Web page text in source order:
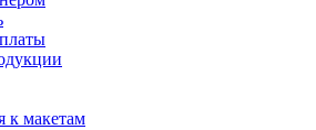
к макетам